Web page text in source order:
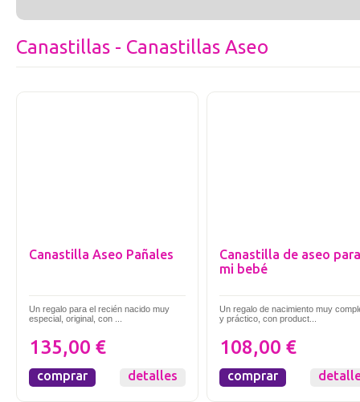
Canastillas - Canastillas Aseo
Canastilla Aseo Pañales
Un regalo para el recién nacido muy
especial, original, con ...
135,00 €
comprar detalles
Canastilla de aseo para
mi bebé
Un regalo de nacimiento muy
y práctico, con product...
108,00 €
comprar